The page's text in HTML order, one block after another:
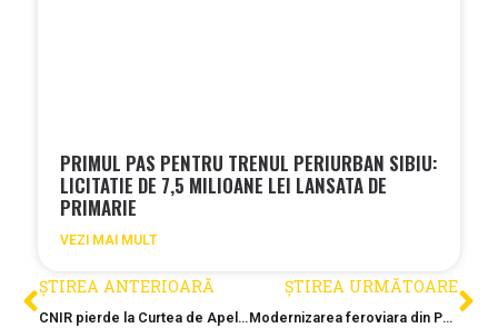
PRIMUL PAS PENTRU TRENUL PERIURBAN SIBIU:
LICITATIE DE 7,5 MILIOANE LEI LANSATA DE
PRIMARIE
VEZI MAI MULT
ȘTIREA ANTERIOARĂ
CNIR pierde la Curtea de Apel „meciul” cu Makyol, in plin scandal al celor 21 de contestatii din Moldova
ȘTIREA URMĂTOARE
Modernizarea feroviara din Portul Constanta are supervizor: Polonezii castiga Etapa III cu punctaj maxim